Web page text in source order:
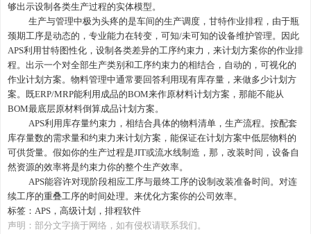
够出示设制各类生产过程的实体模型。
生产与管理中极为头疼的是车间的生产调度，甘特作业排程，由于瓶
颈期工序是动态的，专业能力在转变，可知/未可知的设备维护管理。因此
APS利用甘特图性化，设制各类差异的工序约束力，来计划方案你的作业排
程。出示一个对全部生产类别和工序约束力的相结合，自动的，可视化的
作业计划方案。物料管理中通常要回答利用现有库存量，来做多少计划方
案。既ERP/MRP能利用成品的BOM来作原材料计划方案，那能不能从
BOM最底层原材料倒算成品计划方案。
APS利用库存量约束力，相结合具体的物料清单，生产流程。按配套
库存量数的需求量和约束力来计划方案，能保证在计划方案中低层物料的
可供货量。假如你的生产过程是JIT或流水线制造，那，改装时间，设备自
然资源的效率将是约束力你的整个生产效率。
APS能容许对现阶段相应工序与最终工序的设制改装准备时间。对连
续工序的重叠工序的时间处理。来优化方案你的公司效率。
标签： APS ， 高级计划 ，排程软件
声明：部分文字摘于网络，如有侵权请联系我们。